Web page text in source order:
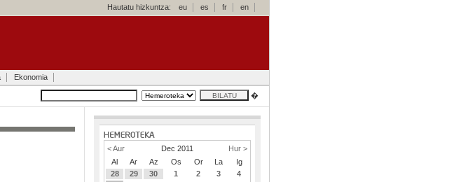
Hautatu hizkuntza: eu es fr en
Ekonomia
�
< Aur Dec 2011
Hur >
Al
Ar Az Os Or La
Ig
28
29 30 1 2 3
4